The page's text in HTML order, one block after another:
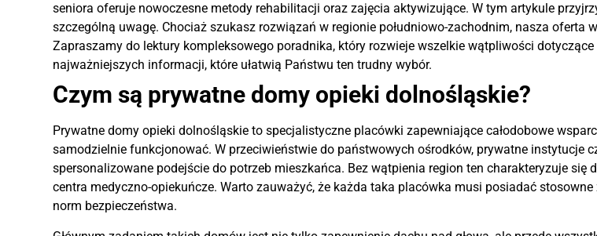
seniora oferuje nowoczesne metody rehabilitacji oraz zajęcia aktywizujące. W tym artykule
szczególną uwagę. Chociaż szukasz rozwiązań w regionie południowo-zachodnim, nasza
Zapraszamy do lektury kompleksowego poradnika, który rozwieje wszelkie wątpliwości
najważniejszych informacji, które ułatwią Państwu ten trudny wybór.
Czym są prywatne domy opieki dolnośląskie?
Prywatne domy opieki dolnośląskie to specjalistyczne placówki zapewniające całodobowe
samodzielnie funkcjonować. W przeciwieństwie do państwowych ośrodków, prywatne instytucje
spersonalizowane podejście do potrzeb mieszkańca. Bez wątpienia region ten charakteryzuje
centra medyczno-opiekuńcze. Warto zauważyć, że każda taka placówka musi posiadać
norm bezpieczeństwa.